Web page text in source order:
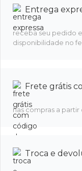
Entrega
receba seu pedido
disponibilidade no
Frete grátis
nas compras a partir
Troca e